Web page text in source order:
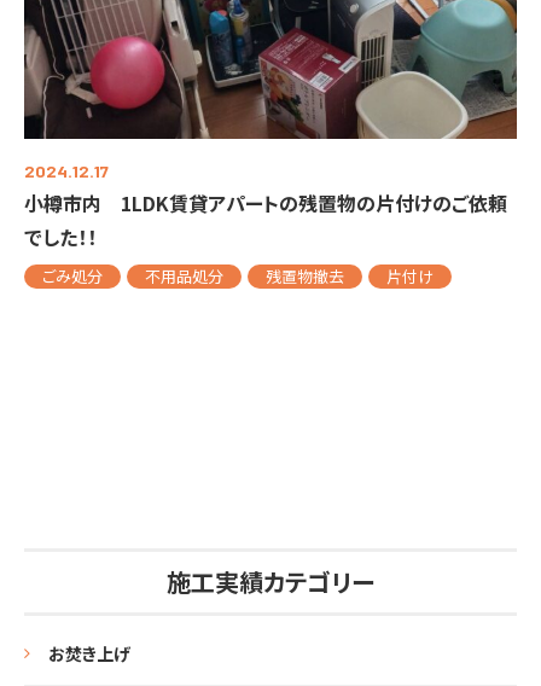
2024.12.17
小樽市内 1LDK賃貸アパートの残置物の片付けのご依頼
でした！！
ごみ処分 不用品処分 残置物撤去 片付け
施工実績カテゴリー
お焚き上げ